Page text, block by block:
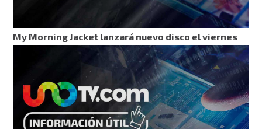
My Morning Jacket lanzará nuevo disco el viernes